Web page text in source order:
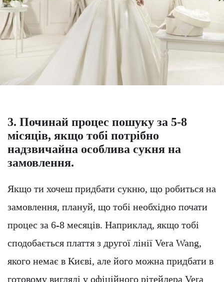
3. Починай процес пошуку за 5-8
місяців, якщо тобі потрібно
надзвичайна особлива сукня на
замовлення.
Якщо ти хочеш придбати сукню, що робиться на
замовлення, плануй, що тобі необхідно почати
процес за 6-8 месяців. Наприклад, якщо тобі
сподобається плаття з другої лінії Vera Wang,
якого немає в Києві, але його можна придбати в
готовому вигляді у офіційного рітейлера Vera